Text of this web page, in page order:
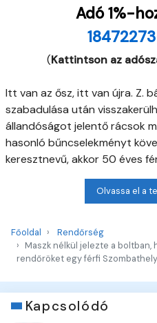
Adó 1%-
(Kattintson az
Itt van az ősz, itt van újra. Z.
szabadulása után
állandóságot jelentő rácsok
hasonló bűncselekményt
keresztnevű, akkor 50 éves
Olvassa el a
Főoldal
Rendőrség
Maszk nélkül jelezte a boltban,
rendőröket egy férfi
Kapcsolódó